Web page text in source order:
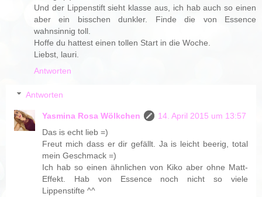
Und der Lippenstift sieht klasse aus, ich hab auch so einen
aber ein bisschen dunkler. Finde die von Essence
wahnsinnig toll.
Hoffe du hattest einen tollen Start in die Woche.
Liebst, lauri.
Antworten
Antworten
Yasmina Rosa Wölkchen
14. April 2015 um 13:57
Das is echt lieb =)
Freut mich dass er dir gefällt. Ja is leicht beerig, total
mein Geschmack =)
Ich hab so einen ähnlichen von Kiko aber ohne Matt-
Effekt. Hab von Essence noch nicht so viele
Lippenstifte ^^